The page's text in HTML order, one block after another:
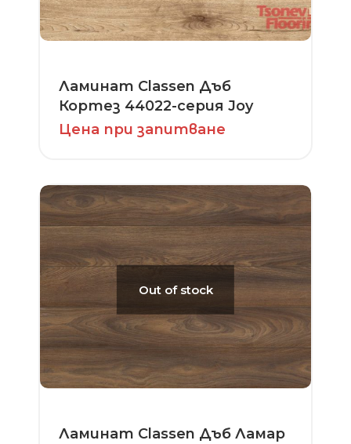
Ламинат Classen Дъб
Кортез 44022-серия Joy
Цена при запитване
Out of stock
Ламинат Classen Дъб Ламар